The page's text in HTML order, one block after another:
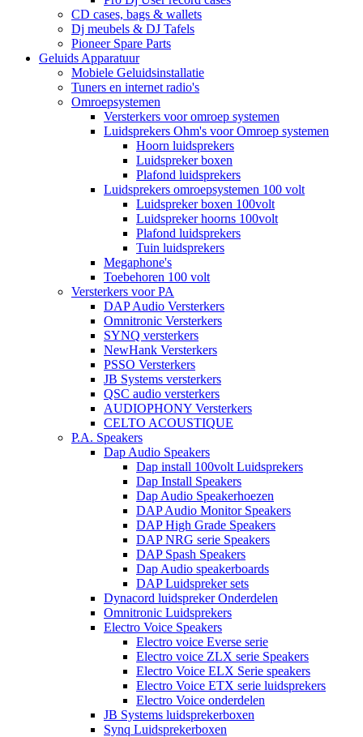
CD cases, bags & wallets
Dj meubels & DJ Tafels
Pioneer Spare Parts
Geluids Apparatuur
Mobiele Geluidsinstallatie
Tuners en internet radio's
Omroepsystemen
Versterkers voor omroep systemen
Luidsprekers Ohm's voor Omroep systemen
Hoorn luidsprekers
Luidspreker boxen
Plafond luidsprekers
Luidsprekers omroepsystemen 100 volt
Luidspreker boxen 100volt
Luidspreker hoorns 100volt
Plafond luidsprekers
Tuin luidsprekers
Megaphone's
Toebehoren 100 volt
Versterkers voor PA
DAP Audio Versterkers
Omnitronic Versterkers
SYNQ versterkers
NewHank Versterkers
PSSO Versterkers
JB Systems versterkers
QSC audio versterkers
AUDIOPHONY Versterkers
CELTO ACOUSTIQUE
P.A. Speakers
Dap Audio Speakers
Dap install 100volt Luidsprekers
Dap Install Speakers
Dap Audio Speakerhoezen
DAP Audio Monitor Speakers
DAP High Grade Speakers
DAP NRG serie Speakers
DAP Spash Speakers
Dap Audio speakerboards
DAP Luidspreker sets
Dynacord luidspreker Onderdelen
Omnitronic Luidsprekers
Electro Voice Speakers
Electro voice Everse serie
Electro voice ZLX serie Speakers
Electro Voice ELX Serie speakers
Electro Voice ETX serie luidsprekers
Electro Voice onderdelen
JB Systems luidsprekerboxen
Synq Luidsprekerboxen